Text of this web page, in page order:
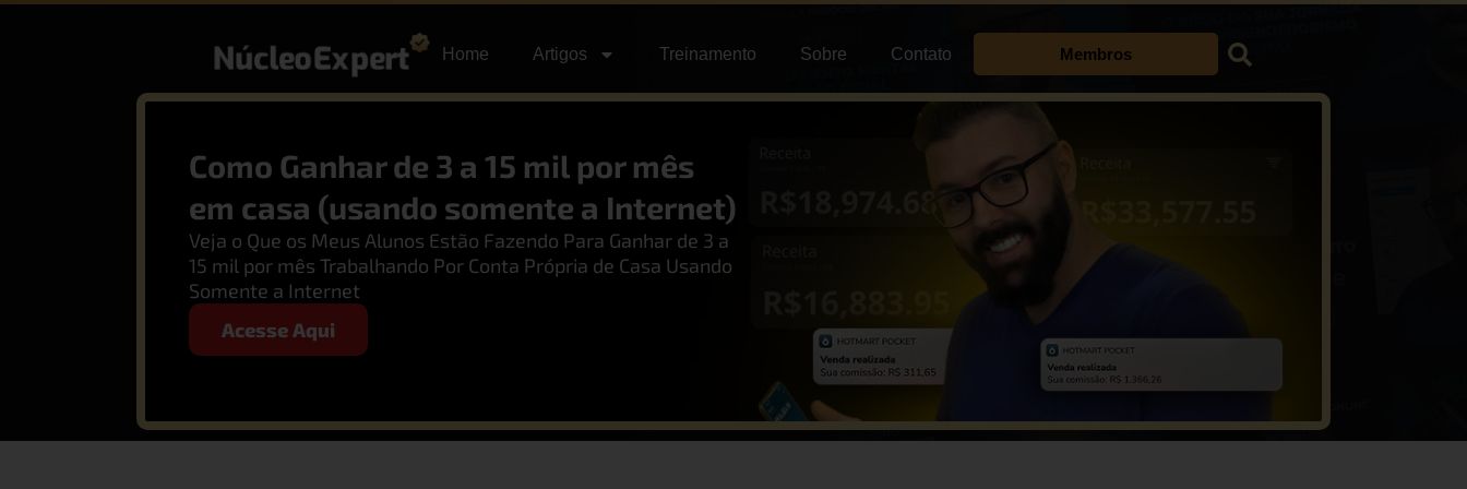
Home Artigos Treinamento Sobre Contato Membros
Como Ganhar de 3 a 15 mil por mês
em casa (usando somente a Internet)
Veja o Que os Meus Alunos Estão Fazendo Para Ganhar de 3 a
15 mil por mês Trabalhando Por Conta Própria de Casa Usando
Somente a Internet
Acesse Aqui